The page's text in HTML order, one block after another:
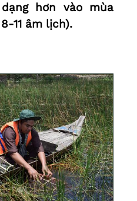
hơn vào mùa
11 âm lịch).